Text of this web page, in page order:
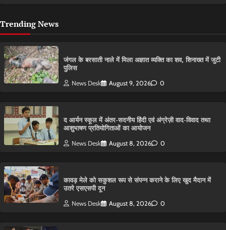
Trending News
​जंगल के बरसाती नाले में मिला अज्ञात व्यक्ति का शव, शिनाख्त में जुटी
पुलिस
News Desk August 9, 2026 0
द आर्यन स्कूल में अंतर-सदनीय हिंदी एवं अंग्रेज़ी वाद-विवाद तथा
आशुभाषण प्रतियोगिताओं का आयोजन
News Desk August 8, 2026 0
कावड़ मेले को सकुशल रूप से संपन्न कराने के लिए खुद मैदान में
उतरे एसएसपी दून
News Desk August 8, 2026 0